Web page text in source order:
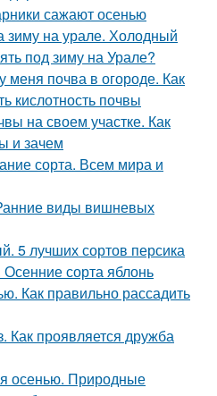
сажают осенью
зиму на урале. Холодный
под зиму на Урале?
меня почва в огороде. Как
кислотность почвы
на своем участке. Как
и зачем
сорта. Всем мира и
виды вишневых
5 лучших сортов персика
сорта яблонь
Как правильно рассадить
Как проявляется дружба
осенью. Природные